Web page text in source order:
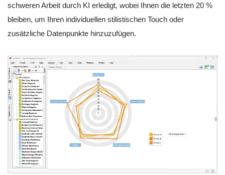
schweren Arbeit durch KI erledigt, wobei Ihnen die letzten 20 %
bleiben, um Ihren individuellen stilistischen Touch oder
zusätzliche Datenpunkte hinzuzufügen.